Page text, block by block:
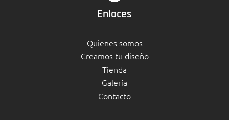
Enlaces
Quienes somos
Creamos tu diseño
Tienda
Galería
Contacto